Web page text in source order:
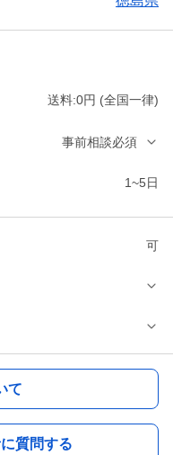
送料:0円 (全国一律)
事前相談必須
1~5日
可
て
質問する